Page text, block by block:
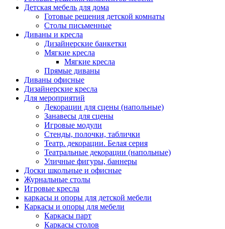
Детская мебель для дома
Готовые решения детской комнаты
Столы письменные
Диваны и кресла
Дизайнерские банкетки
Мягкие кресла
Мягкие кресла
Прямые диваны
Диваны офисные
Дизайнерские кресла
Для мероприятий
Декорации для сцены (напольные)
Занавесы для сцены
Игровые модули
Стенды, полочки, таблички
Театр. декорации. Белая серия
Театральные декорации (напольные)
Уличные фигуры, баннеры
Доски школьные и офисные
Журнальные столы
Игровые кресла
каркасы и опоры для детской мебели
Каркасы и опоры для мебели
Каркасы парт
Каркасы столов